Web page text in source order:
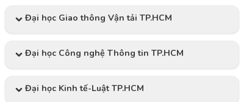
Đại học Giao thông Vận tải TP.HCM
Đại học Công nghệ Thông tin TP.HCM
Đại học Kinh tế-Luật TP.HCM